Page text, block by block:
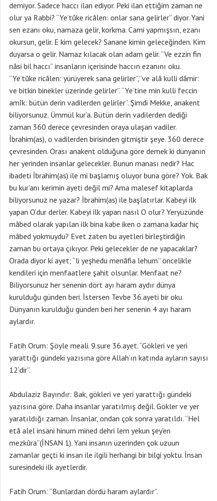
demiyor. Sadece haccı ilan ediyor. Peki ilan ettiğim zaman ne
olur ya Rabbi? “Ye’tûke ricâlen: onlar sana gelirler” diyor. Yani
sen ezanı oku, namaza gelir, korkma. Cami yapmışsın, ezanı
okursun, gelir. E kim gelecek? Sanane kimin geleceğinden. Kim
duyarsa o gelir. Namaz kılacak olan adam gelir. “Ve ezzin fin
nâsi bil haccı” insanların içerisinde haccın ezanını oku.
“Ye’tûke ricâlen: yürüyerek sana gelirler”,”ve alâ kulli dâmir:
ve bitkin binekler üzerinde gelirler”. “Ye’tine min kulli feccin
amîk: bütün derin vadilerden gelirler”. Şimdi Mekke, anakent
biliyorsunuz. Ümmül kur’a. Bütün derin vadilerden dediği
zaman 360 derece çevresinden oraya ulaşan vadiler.
İbrahim(as), o vadilerden birisinden gitmiştir şeye. 360 derece
çevresinden. Orası anakent olduğuna göre demek ki dünyanın
her yerinden insanlar gelecekler. Bunun manası nedir? Hac
ibadeti İbrahim(as) ile mi başlamış oluyor buna göre? Yok. Bak
bu kur’anı kerimin ayeti değil mi? Ama malesef kitaplarda
biliyorsunuz ne yazar? İbrahim(as) ile başlatırlar. Kabeyi ilk
yapan O’dur derler. Kabeyi ilk yapan nasıl O olur? Yeryüzünde
mâbed olarak yapılan ilk bina kabe iken o zamana kadar hiç
mâbed yokmuydu? Evet zaten bu ayetleri birleştirdiğin
zaman bu ortaya çıkıyor. Peki gelecekler de ne yapacaklar?
Orada diyor ki ayet; “li yeşhedu menâfia lehum” öncelikle
kendileri için menfaatlere şahit olsunlar. Menfaat ne?
Biliyorsunuz her senenin dört ayı haram aydır dünya
kurulduğu günden beri. İstersen Tevbe 36.ayeti bir oku.
Dünyanın kurulduğu günden beri her senenin 4 ayı haram
aylardır.
Fatih Orum: Şöyle meali. 9.sure 36.ayet. “Gökleri ve yeri
yarattığı gündeki yazısına göre Allah’ın katında ayların sayısı
12’dir”.
Abdulaziz Bayındır: Bak, gökleri ve yeri yarattığı gündeki
yazısına göre. Daha insanlar yaratılmış değil. Gökler ve yer
yaratıldığı zaman. İnsanlar, ondan çok sonra yaratıldı. “Hel
etâ alel insani hinum mined dehri lem yekun şey’en
mezkûra”(İNSAN 1). Yani insanın üzerinden çok uzuun
zamanlar geçti ki insan ile ilgili herhangi bir bilgi yoktu. İnsan
suresindeki ilk ayetlerdir.
Fatih Orum: “Bunlardan dördü haram aylardır”.